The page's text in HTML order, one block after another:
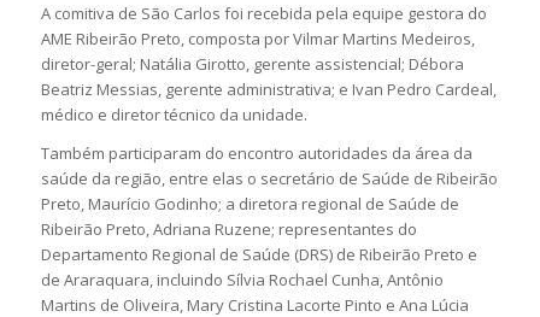
A comitiva de São Carlos foi recebida pela equipe gestora do
AME Ribeirão Preto, composta por Vilmar Martins Medeiros,
diretor-geral; Natália Girotto, gerente assistencial; Débora
Beatriz Messias, gerente administrativa; e Ivan Pedro Cardeal,
médico e diretor técnico da unidade.
Também participaram do encontro autoridades da área da
saúde da região, entre elas o secretário de Saúde de Ribeirão
Preto, Maurício Godinho; a diretora regional de Saúde de
Ribeirão Preto, Adriana Ruzene; representantes do
Departamento Regional de Saúde (DRS) de Ribeirão Preto e
de Araraquara, incluindo Sílvia Rochael Cunha, Antônio
Martins de Oliveira, Mary Cristina Lacorte Pinto e Ana Lúcia